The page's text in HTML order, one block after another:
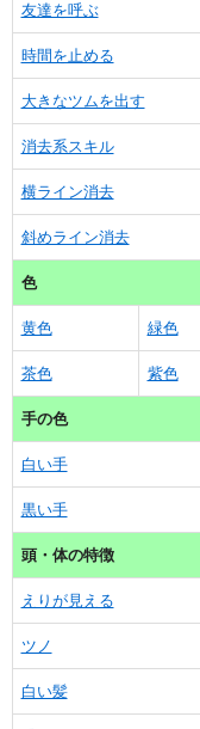
友達を呼ぶ
時間を止める
大きなツムを出す
消去系スキル
横ライン消去
斜めライン消去
色
黄色 緑色
茶色 紫色
手の色
白い手
黒い手
頭・体の特徴
えりが見える
ツノ
白い髪